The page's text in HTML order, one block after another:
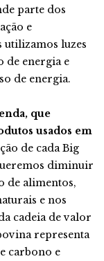
parte dos
e
utilizamos luzes
de energia e
de energia.
que
usados em
de cada Big
diminuir
de alimentos,
e nos
cadeia de valor
representa
carbono e